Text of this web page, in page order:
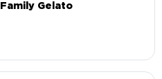
Gelato